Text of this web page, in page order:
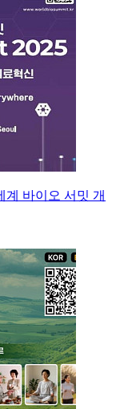
계 바이오 서밋 개